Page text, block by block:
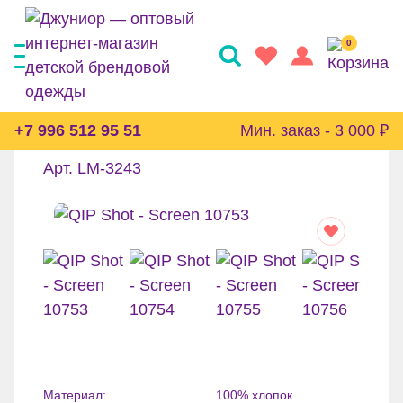
0
+7 996 512 95 51 Мин. заказ - 3 000 ₽
Платье Little Maven
Арт. LM-3243
Материал: 100% хлопок